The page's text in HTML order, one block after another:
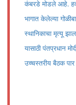
कंबरडे मोडले आहे.
भागात केलेल्या
स्थानिकाचा मृत्यू
यासाठी पंतप्रधान
उच्चस्तरीय बैठक